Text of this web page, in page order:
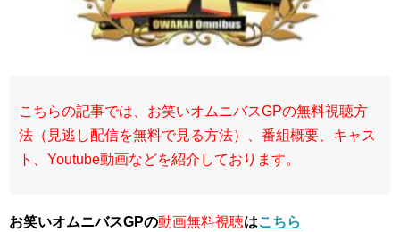
こちらの記事では、お笑いオムニバスGPの無料視聴方
法（見逃し配信を無料で見る方法）、番組概要、キャス
ト、Youtube動画などを紹介しております。
お笑いオムニバスGPの動画無料視聴はこちら